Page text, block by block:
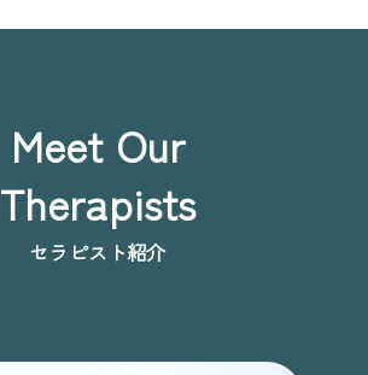
Meet Our
Therapists
セラピスト紹介